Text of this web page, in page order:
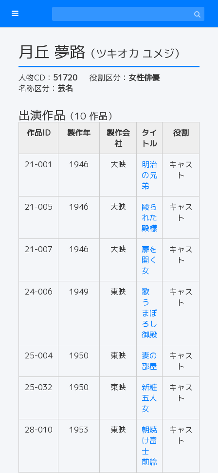
月丘 夢路 （ツキオカ ユメジ）
人物CD： 51720 役割区分： 女性俳優
名称区分： 芸名
出演作品 （10 作品）
作品ID 製作年
製作会
社
タイ
トル
役割
21-001 1946 大映
明治
の兄
弟
キャス
ト
21-005 1946 大映
毆ら
れた
殿樣
キャス
ト
21-007 1946 大映
扉を
開く
女
キャス
ト
24-006 1949 東映
歌
う
まぼ
ろし
御殿
キャス
ト
25-004 1950 東映
妻の
部屋
キャス
ト
25-032
1950 東映
新粧
五人
女
キャス
ト
28-010 1953 東映
朝焼
け富
士
前篇
キャス
ト